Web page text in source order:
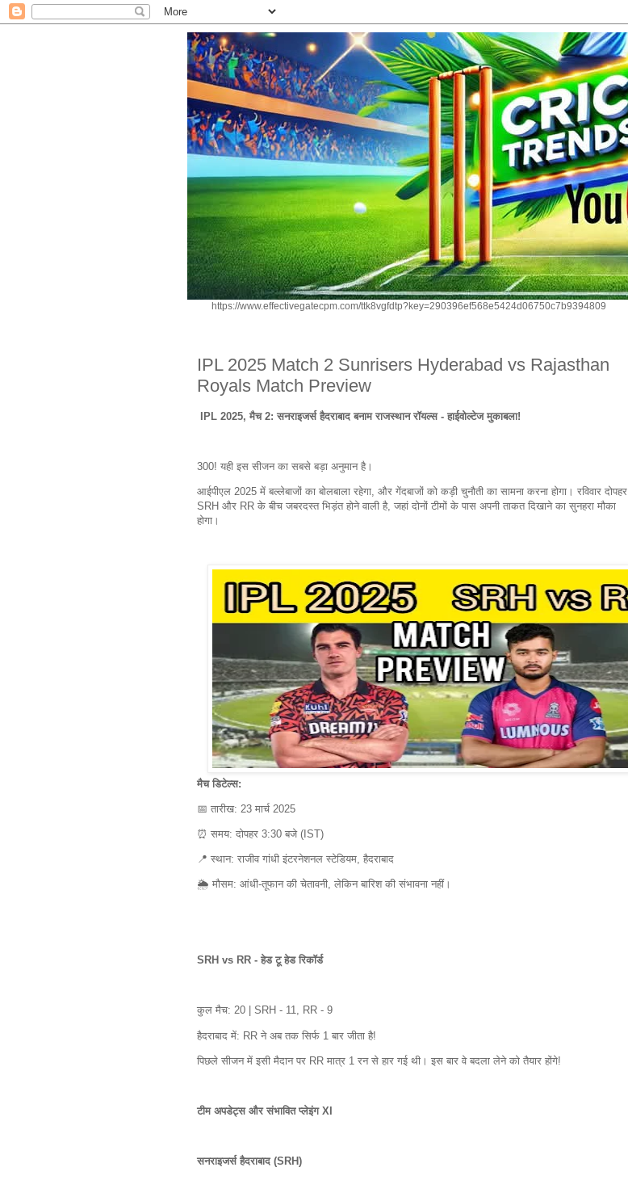
https://www.effectivegatecpm.com/ttk8vgfdtp?key=290396ef568e5424d06750c7b9394809
IPL 2025 Match 2 Sunrisers Hyderabad vs Rajasthan
Royals Match Preview
IPL 2025, मैच 2: सनराइजर्स हैदराबाद बनाम राजस्थान रॉयल्स - हाईवोल्टेज मुकाबला!
300! यही इस सीजन का सबसे बड़ा अनुमान है।
आईपीएल 2025 में बल्लेबाजों का बोलबाला रहेगा, और गेंदबाजों को कड़ी चुनौती का सामना करना होगा। रविवार दोपहर
SRH और RR के बीच जबरदस्त भिड़ंत होने वाली है, जहां दोनों टीमों के पास अपनी ताकत दिखाने का सुनहरा मौका
होगा।
मैच डिटेल्स:
📅 तारीख: 23 मार्च 2025
⏰ समय: दोपहर 3:30 बजे (IST)
📍 स्थान: राजीव गांधी इंटरनेशनल स्टेडियम, हैदराबाद
🌦 मौसम: आंधी-तूफान की चेतावनी, लेकिन बारिश की संभावना नहीं।
SRH vs RR - हेड टू हेड रिकॉर्ड
कुल मैच: 20 | SRH - 11, RR - 9
हैदराबाद में: RR ने अब तक सिर्फ 1 बार जीता है!
पिछले सीजन में इसी मैदान पर RR मात्र 1 रन से हार गई थी। इस बार वे बदला लेने को तैयार होंगे!
टीम अपडेट्स और संभावित प्लेइंग XI
सनराइजर्स हैदराबाद (SRH)